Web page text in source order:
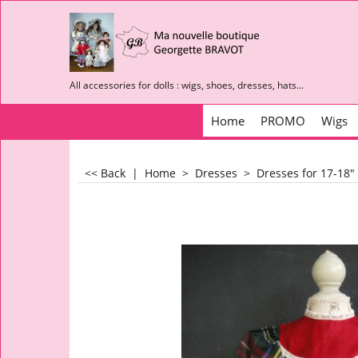
All accessories for dolls : wigs, shoes, dresses, hats...
Home PROMO Wigs
<< Back | Home > Dresses > Dresses for 17-